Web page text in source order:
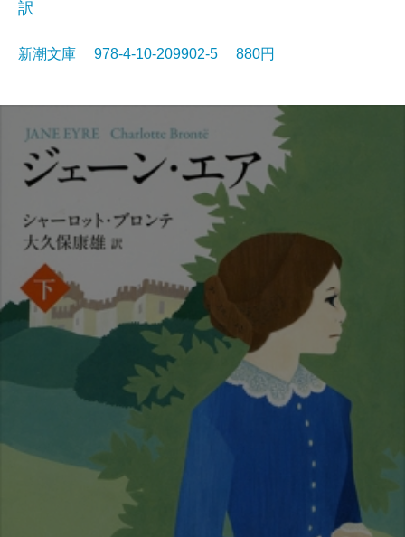
訳
新潮文庫 978-4-10-209902-5 880円